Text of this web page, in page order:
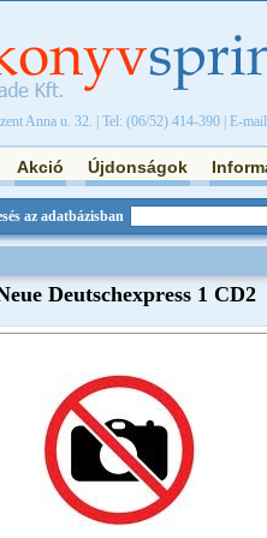
Anna u. 32. | Tel: (06/52) 414-390 | E-
Akció Újdonságok
az adatbázisban
Deutschexpress 1 CD2